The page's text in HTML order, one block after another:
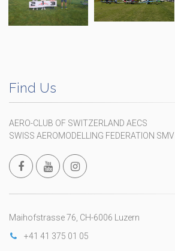
Find Us
AERO-CLUB OF SWITZERLAND AECS
SWISS AEROMODELLING FEDERATION SMV
Maihofstrasse 76, CH-6006 Luzern
+41 41 375 01 05